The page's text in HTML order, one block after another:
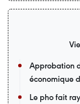
Approbation
économique
Le pho fait